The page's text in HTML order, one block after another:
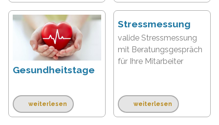
Gesundheitstage
weiterlesen
Stressmessung
valide Stressmessung
mit Beratungsgespräch
für Ihre Mitarbeiter
weiterlesen